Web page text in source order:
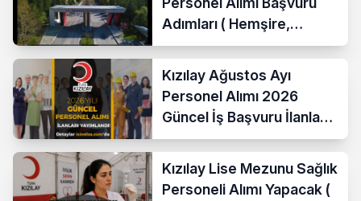
Adımları ( Hemşire,
Temizlik Personeli )
Kızılay Ağustos Ayı
Personel Alımı 2026
Güncel İş Başvuru İlanları
Yayımladı!
Kızılay Lise Mezunu Sağlık
Personeli Alımı Yapacak (